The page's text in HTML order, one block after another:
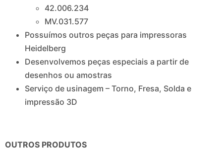
42.006.234
MV.031.577
Possuímos outros peças para impressoras
Heidelberg
Desenvolvemos peças especiais a partir de
desenhos ou amostras
Serviço de usinagem – Torno, Fresa, Solda e
impressão 3D
OUTROS PRODUTOS